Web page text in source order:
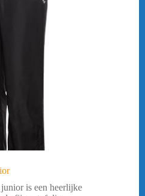
is een heerlijke